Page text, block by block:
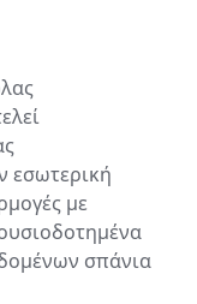
εσωτερική
με
σπάνια